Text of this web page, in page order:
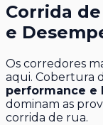
Corrida
e
Os corredores
aqui. Cobertura
performance e
dominam as
corrida de rua.